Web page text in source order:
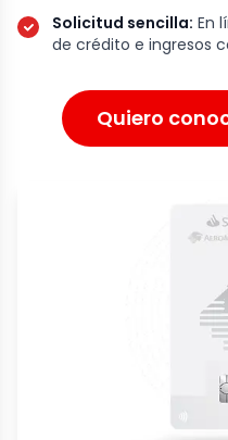
Solicitud sencilla: En
de crédito e ingresos
Quiero